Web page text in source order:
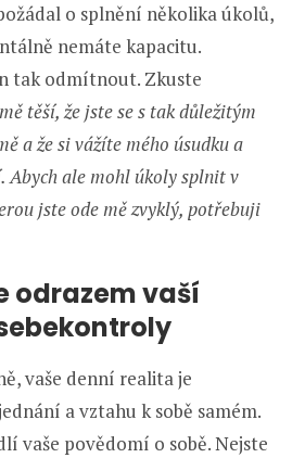
o splnění několika úkolů,
nemáte kapacitu.
tak odmítnout. Zkuste
těší, že jste se s tak důležitým
a že si vážíte mého úsudku a
Abych ale mohl úkoly splnit v
jste ode mě zvyklý, potřebuji
odrazem vaší
vaše denní realita je
a vztahu k sobě samém.
vaše povědomí o sobě. Nejste